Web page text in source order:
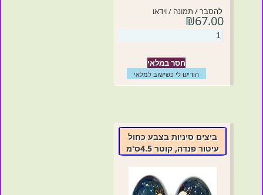
להסבר / תמונה / וידאו
₪67.00
חסר במלאי
הודיעו לי כשישוב למלאי
ביצים סיניות בצבע כחול
עיטור פנדה, קוטר 4.5ס'מ